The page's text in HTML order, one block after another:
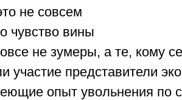
не совсем
чувство вины
не зумеры, а те, кому
участие представители
опыт увольнения по